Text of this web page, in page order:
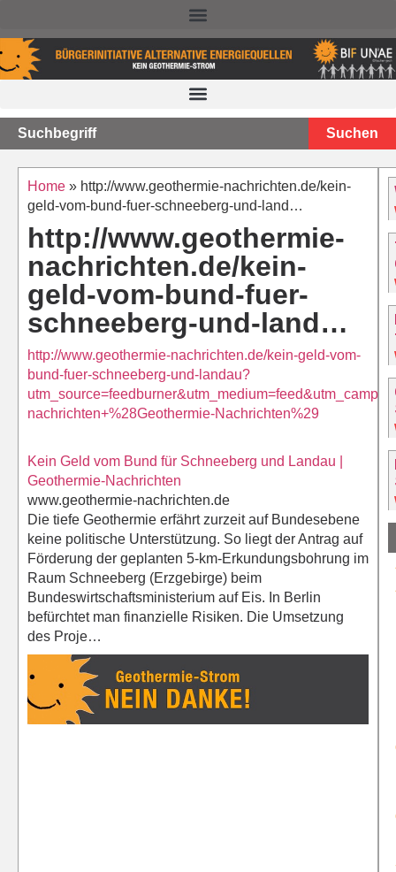
Suchen
Home » http://www.geothermie-nachrichten.de/kein-
geld-vom-bund-fuer-schneeberg-und-land…
http://www.geothermie-
nachrichten.de/kein-
geld-vom-bund-fuer-
schneeberg-und-land…
http://www.geothermie-nachrichten.de/kein-geld-vom-
bund-fuer-schneeberg-und-landau?
nachrichten+%28Geothermie-Nachrichten%29
Kein Geld vom Bund für Schneeberg und Landau |
Geothermie-Nachrichten
www.geothermie-nachrichten.de
Die tiefe Geothermie erfährt zurzeit auf Bundesebene
keine politische Unterstützung. So liegt der Antrag auf
Förderung der geplanten 5-km-Erkundungsbohrung im
Raum Schneeberg (Erzgebirge) beim
Bundeswirtschaftsministerium auf Eis. In Berlin
befürchtet man finanzielle Risiken. Die Umsetzung
des Proje…